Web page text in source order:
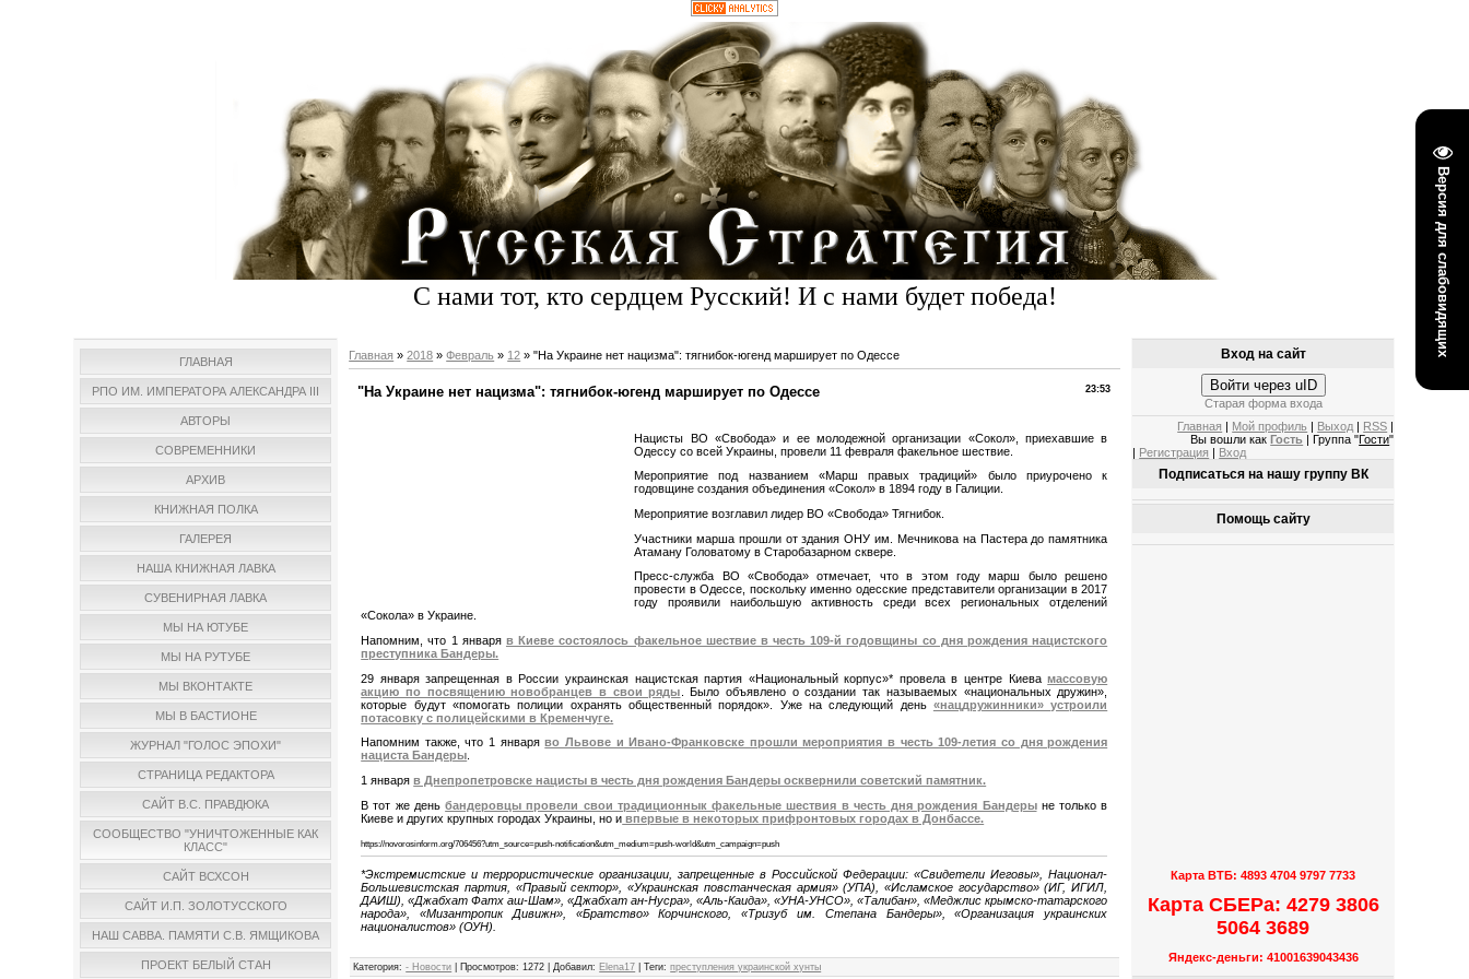
Версия для слабовидящих
С нами тот, кто сердцем Русский! И с нами будет победа!
ГЛАВНАЯ
РПО ИМ. ИМПЕРАТОРА АЛЕКСАНДРА III
АВТОРЫ
СОВРЕМЕННИКИ
АРХИВ
КНИЖНАЯ ПОЛКА
ГАЛЕРЕЯ
НАША КНИЖНАЯ ЛАВКА
СУВЕНИРНАЯ ЛАВКА
МЫ НА ЮТУБЕ
МЫ НА РУТУБЕ
МЫ ВКОНТАКТЕ
МЫ В БАСТИОНЕ
ЖУРНАЛ "ГОЛОС ЭПОХИ"
СТРАНИЦА РЕДАКТОРА
САЙТ В.С. ПРАВДЮКА
СООБЩЕСТВО "УНИЧТОЖЕННЫЕ КАК
КЛАСС"
САЙТ ВСХСОН
САЙТ И.П. ЗОЛОТУССКОГО
НАШ САВВА. ПАМЯТИ С.В. ЯМЩИКОВА
ПРОЕКТ БЕЛЫЙ СТАН
Главная »2018 » Февраль » 12 » "На Украине нет нацизма": тягнибок-югенд марширует по Одессе
23:53
"На Украине нет нацизма": тягнибок-югенд марширует по Одессе
Нацисты ВО «Свобода» и ее молодежной организации «Сокол», приехавшие в
Одессу со всей Украины, провели 11 февраля факельное шествие.
Мероприятие под названием «Марш правых традиций» было приурочено к
годовщине создания объединения «Сокол» в 1894 году в Галиции.
Мероприятие возглавил лидер ВО «Свобода» Тягнибок.
Участники марша прошли от здания ОНУ им. Мечникова на Пастера до памятника
Атаману Головатому в Старобазарном сквере.
Пресс-служба ВО «Свобода» отмечает, что в этом году марш было решено
провести в Одессе, поскольку именно одесские представители организации в 2017
году проявили наибольшую активность среди всех региональных отделений
«Сокола» в Украине.
Напомним, что 1 января в Киеве состоялось факельное шествие в честь 109-й годовщины со дня рождения нацистского
преступника Бандеры.
29 января запрещенная в России украинская нацистская партия «Национальный корпус»* провела в центре Киевамассовую
акцию по посвящению новобранцев в свои ряды . Было объявлено о создании так называемых «национальных дружин»,
которые будут «помогать полиции охранять общественный порядок». Уже на следующий день «нацдружинники» устроили
потасовку с полицейскими в Кременчуге.
Напомним также, что 1 январяво Львове и Ивано-Франковске прошли мероприятия в честь 109-летия со дня рождения
нациста Бандеры
1 январяв Днепропетровске нацисты в честь дня рождения Бандеры осквернили советский памятник.
В тот же деньбандеровцы провели свои традиционнык факельные шествия в честь дня рождения Бандерыне только в
Киеве и других крупных городах Украины, но и впервые в некоторых прифронтовых городах в Донбассе.
https://novorosinform.org/706456?utm_source=push-notification&utm_medium=push-world&utm_campaign=push
*Экстремистские и террористические организации, запрещенные в Российской Федерации: «Свидетели Иеговы», Национал-
Большевистская партия, «Правый сектор», «Украинская повстанческая армия» (УПА), «Исламское государство» (ИГ, ИГИЛ,
ДАИШ), «Джабхат Фатх аш-Шам», «Джабхат ан-Нусра», «Аль-Каида», «УНА-УНСО», «Талибан», «Меджлис крымско-татарского
народа», «Мизантропик Дивижн», «Братство» Корчинского, «Тризуб им. Степана Бандеры», «Организация украинских
националистов» (ОУН).
Категория: - Новости Просмотров: 1272 |Добавил: Elena17 |Теги: преступления украинской хунты
Вход на сайт
Войти через uID
Старая форма входа
Главная
Мой профиль Выход RSS
Вы вошли как Гость | Группа "Гости"
Регистрация Вход
Подписаться на нашу группу ВК
Помощь сайту
Карта ВТБ: 4893 4704 9797 7733
Карта СБЕРа: 4279 3806
5064 3689
Яндекс-деньги: 41001639043436